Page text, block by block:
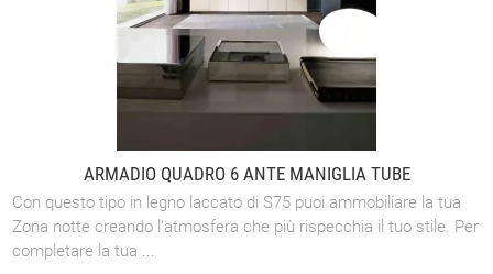
ARMADIO QUADRO 6 ANTE MANIGLIA TUBE
Con questo tipo in legno laccato di S75 puoi ammobiliare la tua
Zona notte creando l'atmosfera che più rispecchia il tuo stile. Per
completare la tua ...